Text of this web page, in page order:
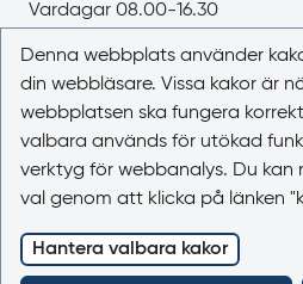
Vardagar 08.00-16.30
E-post
Om webbplatsen
Om Läkemedelsboken
Kontakta oss
Kakor (cookies)
Tillgänglighet
Denna webbplats använder
din webbläsare. Vissa kakor är
webbplatsen ska fungera
valbara används för utökad
verktyg för webbanalys. Du
val genom att klicka på länken
Hantera valbara kakor